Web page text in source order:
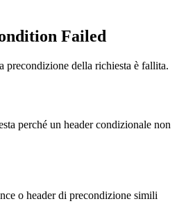
Failed
precondizione della richiesta è fallita.
perché un header condizionale non
o header di precondizione simili